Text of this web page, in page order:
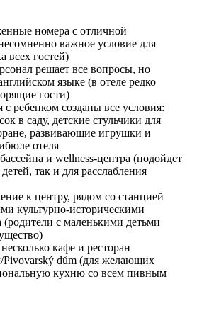
номера с отличной
важное условие для
всех гостей)
решает все вопросы, но
языке (в отеле редко
гости)
ребенком созданы все условия:
в саду, детские стульчики для
развивающие игрушки и
отеля
и wellness-центра (подойдет
так и для расслабления
к центру, рядом со станцией
культурно-историческими
(родители с маленькими детьми
кафе и ресторан
dům (для желающих
кухню со всем пивным